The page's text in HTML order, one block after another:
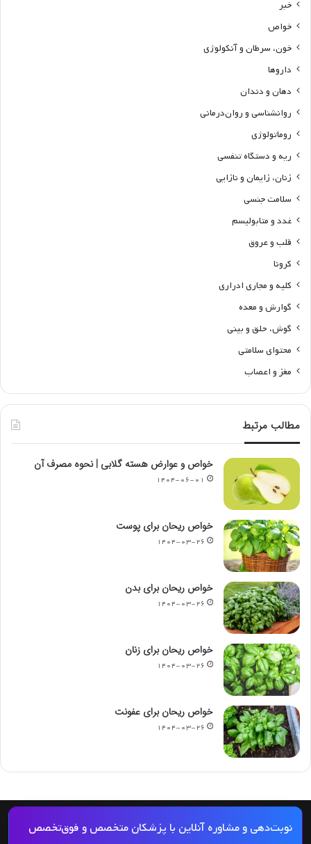
خبر
خواص
خون، سرطان و آنکولوژی
داروها
دهان و دندان
روانشناسی و روان‌درمانی
روماتولوژی
ریه و دستگاه تنفسی
زنان، زایمان و نازایی
سلامت جنسی
غدد و متابولیسم
قلب و عروق
کرونا
کلیه و مجاری ادراری
گوارش و معده
گوش، حلق و بینی
محتوای سلامتی
مغز و اعصاب
مطالب مرتبط
خواص و عوارض هسته گلابی | نحوه مصرف آن
۱۴۰۴-۰۶-۰۱
خواص ریحان برای پوست
۱۴۰۴-۰۳-۲۶
خواص ریحان برای بدن
۱۴۰۴-۰۳-۲۶
خواص ریحان برای زنان
۱۴۰۴-۰۳-۲۶
خواص ریحان برای عفونت
۱۴۰۴-۰۳-۲۶
نوبت‌دهی و مشاوره آنلاین با پزشکان متخصص و فوق‌تخصص
© کپی رایت 2026, کلیه حقوق مادی و معنوی این مجله و کلیه خدمات آن محفوظ و متعلق